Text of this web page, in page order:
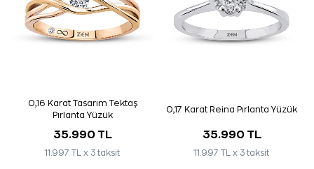
0,16 Karat Tasarım Tektaş
Pırlanta Yüzük
35.990 TL
11.997 TL x 3 taksit
0,17 Karat Reina Pırlanta Yüzük
35.990 TL
11.997 TL x 3 taksit